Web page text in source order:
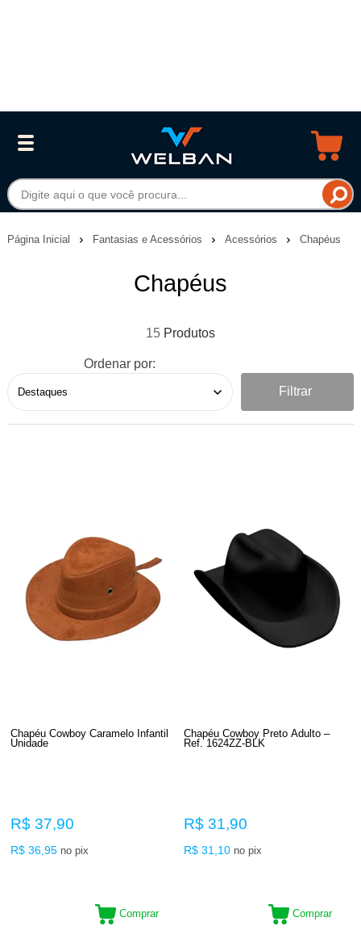
Página Inicial Fantasias e Acessórios Acessórios Chapéus
Chapéus
15
Ordenar por:
Filtrar
Chapéu Cowboy Caramelo Infantil
Unidade
R$ 37,90
R$ 36,95 no pix
Comprar
Chapéu Cowboy Preto Adulto –
Ref. 1624ZZ-BLK
R$ 31,90
R$ 31,10 no pix
Comprar